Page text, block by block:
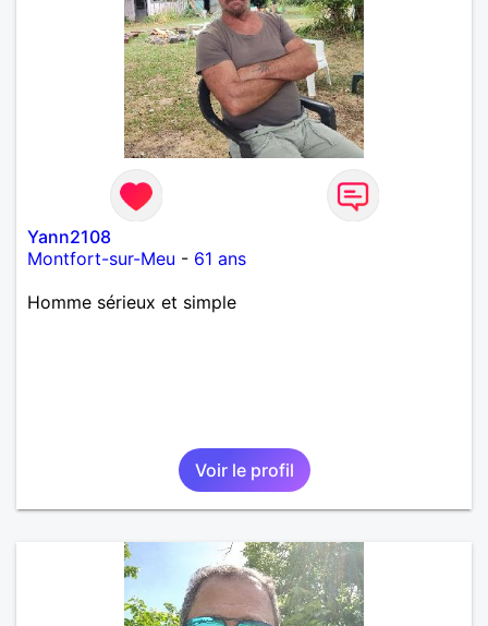
Yann2108
Montfort-sur-Meu - 61 ans
Homme sérieux et simple
Voir le profil